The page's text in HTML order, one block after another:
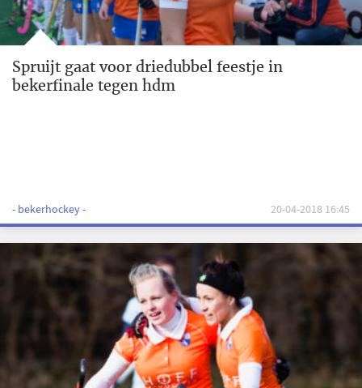
Spruijt gaat voor driedubbel feestje in
bekerfinale tegen hdm
- bekerhockey - 20-04-2018 16:45